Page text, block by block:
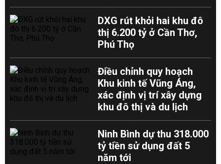
DXG rút khỏi hai khu đô
thị 6.200 tỷ ở Cần Thơ,
Phú Thọ
Điều chỉnh quy hoạch
Khu kinh tế Vũng Áng,
xác định vị trí xây dựng
khu đô thị và du lịch
Ninh Bình dự thu 318.000
tỷ tiền sử dụng đất 5
năm tới